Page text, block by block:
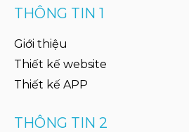
THÔNG TIN 1
Giới thiệu
Thiết kế website
Thiết kế APP
THÔNG TIN 2